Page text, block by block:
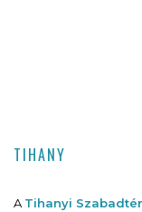
TIHANY
A Tihanyi